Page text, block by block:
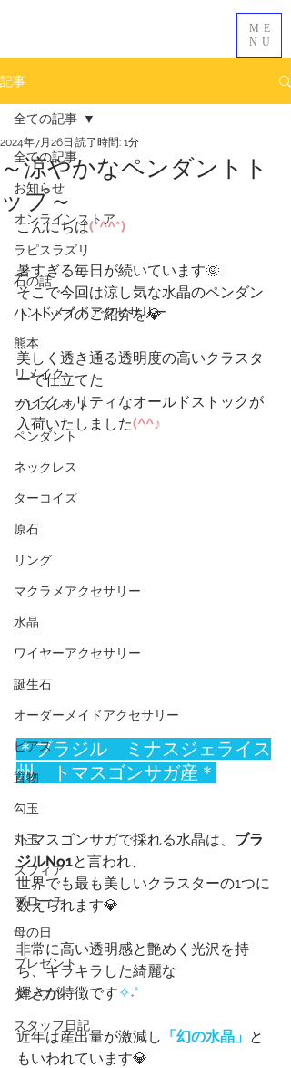
ME
NU
記事
全ての記事
お知らせ
オンラインストア
ラピスラズリ
石の話
ハンドメイドアクセサリー
熊本
リメイク
ブレスレット
ペンダント
ネックレス
ターコイズ
原石
リング
マクラメアクセサリー
水晶
ワイヤーアクセサリー
誕生石
オーダーメイドアクセサリー
ピアス
置物
勾玉
丸玉
スフィア
ブローチ
母の日
プレゼント
タンブル
スタッフ日記
全ての記事
～涼やかなペンダントト
ップ～
2024年7月26日 読了時間: 1分
こんにちは(*^^*)
暑すぎる毎日が続いています🌞
そこで今回は涼し気な水晶のペンダン
トトップのご紹介を💎
美しく透き通る透明度の高いクラスタ
ーで仕立てた
ハイクォリティなオールドストックが
入荷いたしました(^^♪
＊ブラジル　ミナスジェライス
州　トマスゴンサガ産＊
トマスゴンサガで採れる水晶は、 ブラ
ジルNo1と言われ、
世界でも最も美しいクラスターの1つに
数えられます💎
非常に高い透明感と艶めく光沢を持
ち、キラキラした綺麗な
輝きが特徴です✧˖°
近年は産出量が激減し 「幻の水晶」 と
もいわれています💎